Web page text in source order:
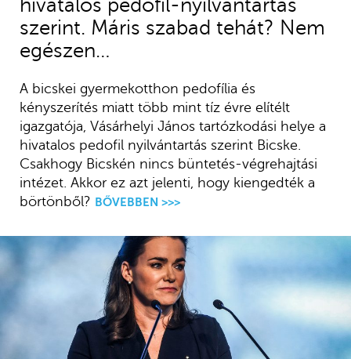
hivatalos pedofil-nyilvántartás
szerint. Máris szabad tehát? Nem
egészen…
A bicskei gyermekotthon pedofília és
kényszerítés miatt több mint tíz évre elítélt
igazgatója, Vásárhelyi János tartózkodási helye a
hivatalos pedofil nyilvántartás szerint Bicske.
Csakhogy Bicskén nincs büntetés-végrehajtási
intézet. Akkor ez azt jelenti, hogy kiengedték a
börtönből? BŐVEBBEN >>>